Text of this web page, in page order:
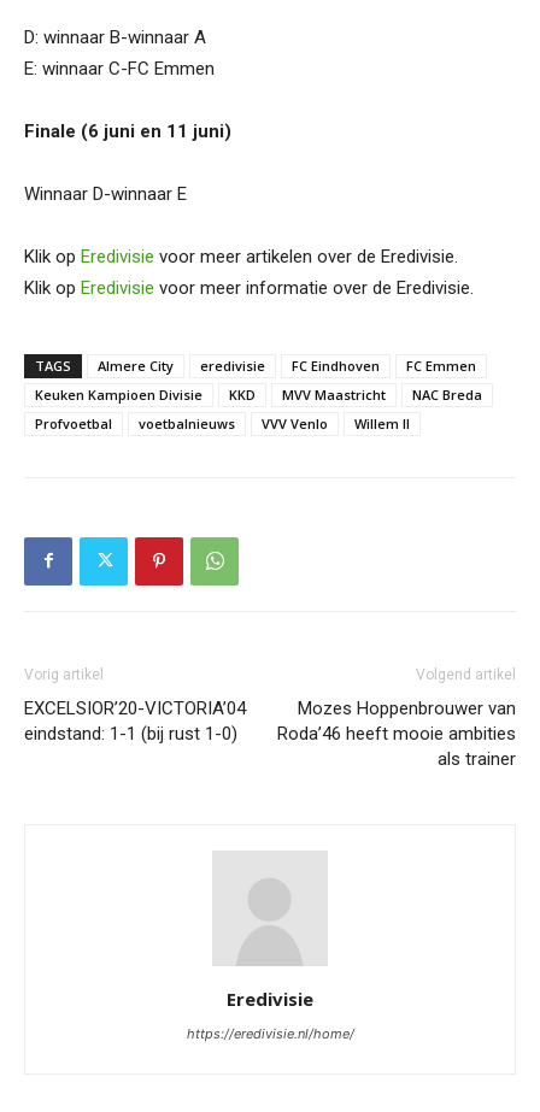
D: winnaar B-winnaar A
E: winnaar C-FC Emmen
Finale (6 juni en 11 juni)
Winnaar D-winnaar E
Klik op Eredivisie voor meer artikelen over de Eredivisie.
Klik op Eredivisie voor meer informatie over de Eredivisie.
TAGS Almere City eredivisie FC Eindhoven
FC Emmen
Keuken Kampioen Divisie
KKD MVV Maastricht
NAC Breda
Profvoetbal
voetbalnieuws VVV Venlo Willem II
Vorig artikel
EXCELSIOR’20-VICTORIA’04
eindstand: 1-1 (bij rust 1-0)
Volgend artikel
Mozes Hoppenbrouwer van
Roda’46 heeft mooie ambities
als trainer
Eredivisie
https://eredivisie.nl/home/